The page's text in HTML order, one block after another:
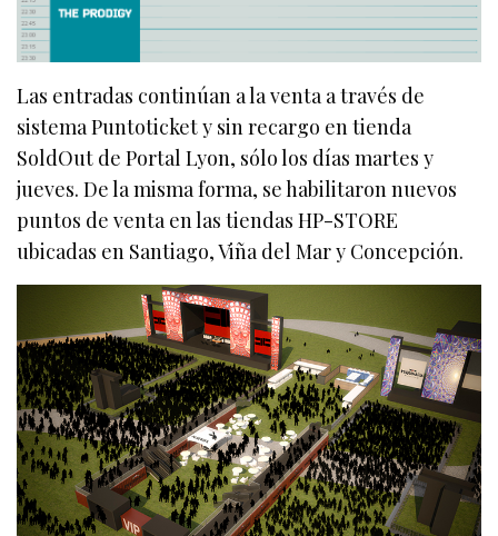
Las entradas continúan a la venta a través de
sistema Puntoticket y sin recargo en tienda
SoldOut de Portal Lyon, sólo los días martes y
jueves. De la misma forma, se habilitaron nuevos
puntos de venta en las tiendas HP-STORE
ubicadas en Santiago, Viña del Mar y Concepción.